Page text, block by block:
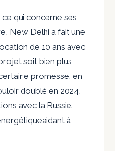
qui concerne ses
New Delhi a fait une
de 10 ans avec
soit bien plus
promesse, en
doublé en 2024,
avec la Russie.
aidant à